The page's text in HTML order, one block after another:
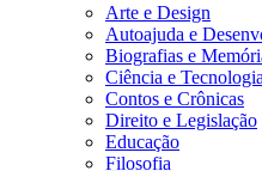
Arte e Design
Autoajuda e
Biografias e
Ciência e Tecnologia
Contos e Crônicas
Direito e Legislação
Educação
Filosofia